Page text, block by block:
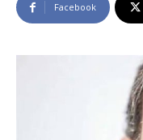
Facebook